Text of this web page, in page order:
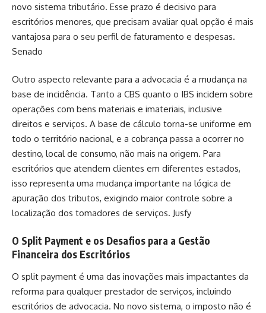
novo sistema tributário. Esse prazo é decisivo para
escritórios menores, que precisam avaliar qual opção é mais
vantajosa para o seu perfil de faturamento e despesas.
Senado
Outro aspecto relevante para a advocacia é a mudança na
base de incidência. Tanto a CBS quanto o IBS incidem sobre
operações com bens materiais e imateriais, inclusive
direitos e serviços. A base de cálculo torna-se uniforme em
todo o território nacional, e a cobrança passa a ocorrer no
destino, local de consumo, não mais na origem. Para
escritórios que atendem clientes em diferentes estados,
isso representa uma mudança importante na lógica de
apuração dos tributos, exigindo maior controle sobre a
localização dos tomadores de serviços. Jusfy
O Split Payment e os Desafios para a Gestão
Financeira dos Escritórios
O split payment é uma das inovações mais impactantes da
reforma para qualquer prestador de serviços, incluindo
escritórios de advocacia. No novo sistema, o imposto não é